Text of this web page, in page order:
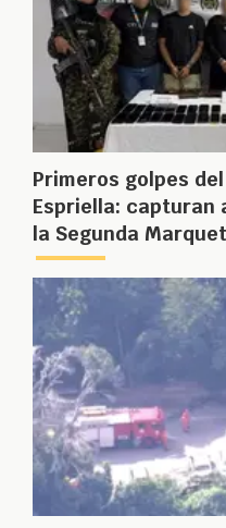
Primeros golpes
Espriella: capturan
la Segunda